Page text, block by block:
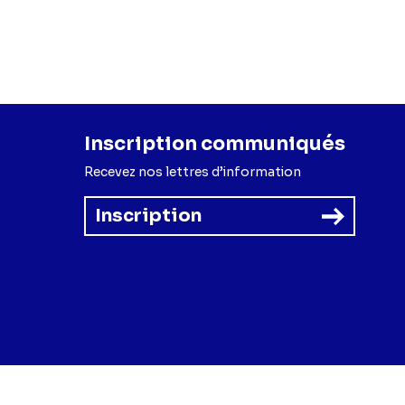
Inscription communiqués
Recevez nos lettres d’information
Inscription